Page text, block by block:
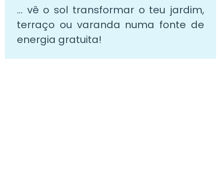
… vê o sol transformar o teu jardim,
terraço ou varanda numa fonte de
energia gratuita!